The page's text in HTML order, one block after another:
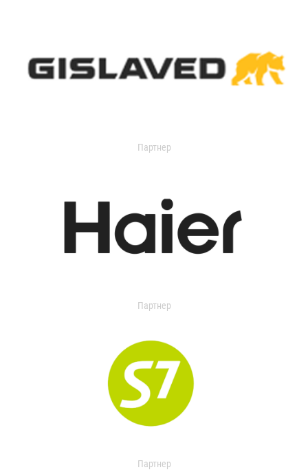
Партнер
Партнер
Партнер